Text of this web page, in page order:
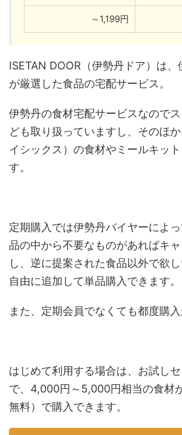
～1,199円
ISETAN DOOR（伊勢丹ドア）は、
が厳選した食品の宅配サービス。
伊勢丹の食材宅配サービスなので
ども取り扱っていますし、そのほ
イシックス）の食材やミールキッ
す。
定期購入では伊勢丹バイヤーによ
品の中から不要なものがあればキ
し、逆に提案された食品以外で欲
自由に追加して単品購入できます。
また、定期会員でなくても都度購入
はじめて利用する場合は、お試し
で、4,000円～5,000円相当の食材
無料）で購入できます。